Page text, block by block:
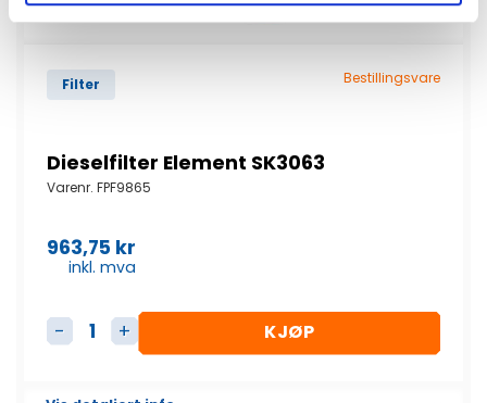
Filter Bestillingsvare
Dieselfilter Element SK3063
Varenr. FPF9865
963,75 kr
inkl. mva
Dieselfilter Element SK3063 antall
KJØP